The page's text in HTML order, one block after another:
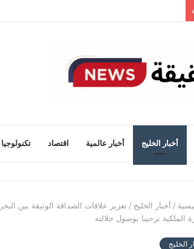
أخبار الخليج أخبار عالمية اقتصاد تكنولوجيا
/ أخبار الخليج / تعزيز علاقات الصداقة الوثيقة بين
الملكية ترحيبا بوصول جلالته
الخليج